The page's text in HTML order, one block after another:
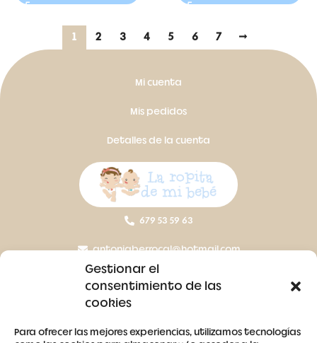
Gestionar el
consentimiento de las
cookies
Para ofrecer las mejores experiencias, utilizamos tecnologías
1 2 3 4 5 6 7 →
Mi cuenta
Mis pedidos
Detalles de la cuenta
679 53 59 63
antoniaberrocal@hotmail.com